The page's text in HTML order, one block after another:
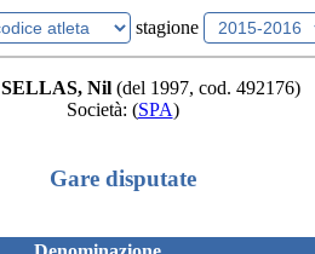
stagione
SELLAS, Nil(del 1997, cod. 492176)
Società: (SPA)
Gare disputate